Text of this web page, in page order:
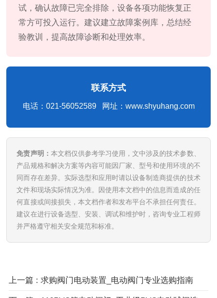
试，确认故障已完全排除，设备各项功能恢复正
常方可投入运行。建议建立故障案例库，总结经
验教训，提高故障诊断和处理效率。
联系方式
电话：021-56052589 网址：www.shyuhang.com
免责声明： 本文档仅供参考学习使用，文中涉及的技术参数、
产品规格和解决方案等内容可能因厂家、型号和使用环境的不
同而存在差异。实际选型和应用时请以设备制造商提供的技术
文件和现场实际情况为准。因使用本文档中的信息而造成的任
何直接或间接损失，本文档作者和发布平台不承担任何责任。
建议在进行设备选型、安装、调试和维护时，咨询专业工程师
并严格遵守相关安全规范和标准。
上一篇 : 求购阀门电动装置_电动阀门专业选购指南